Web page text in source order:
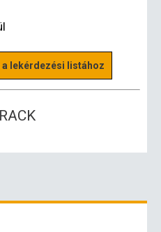
a lekérdezési listához